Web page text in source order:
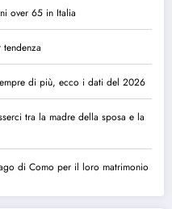
over 65 in Italia
di più, ecco i dati del 2026
tra la madre della sposa e la
di Como per il loro matrimonio